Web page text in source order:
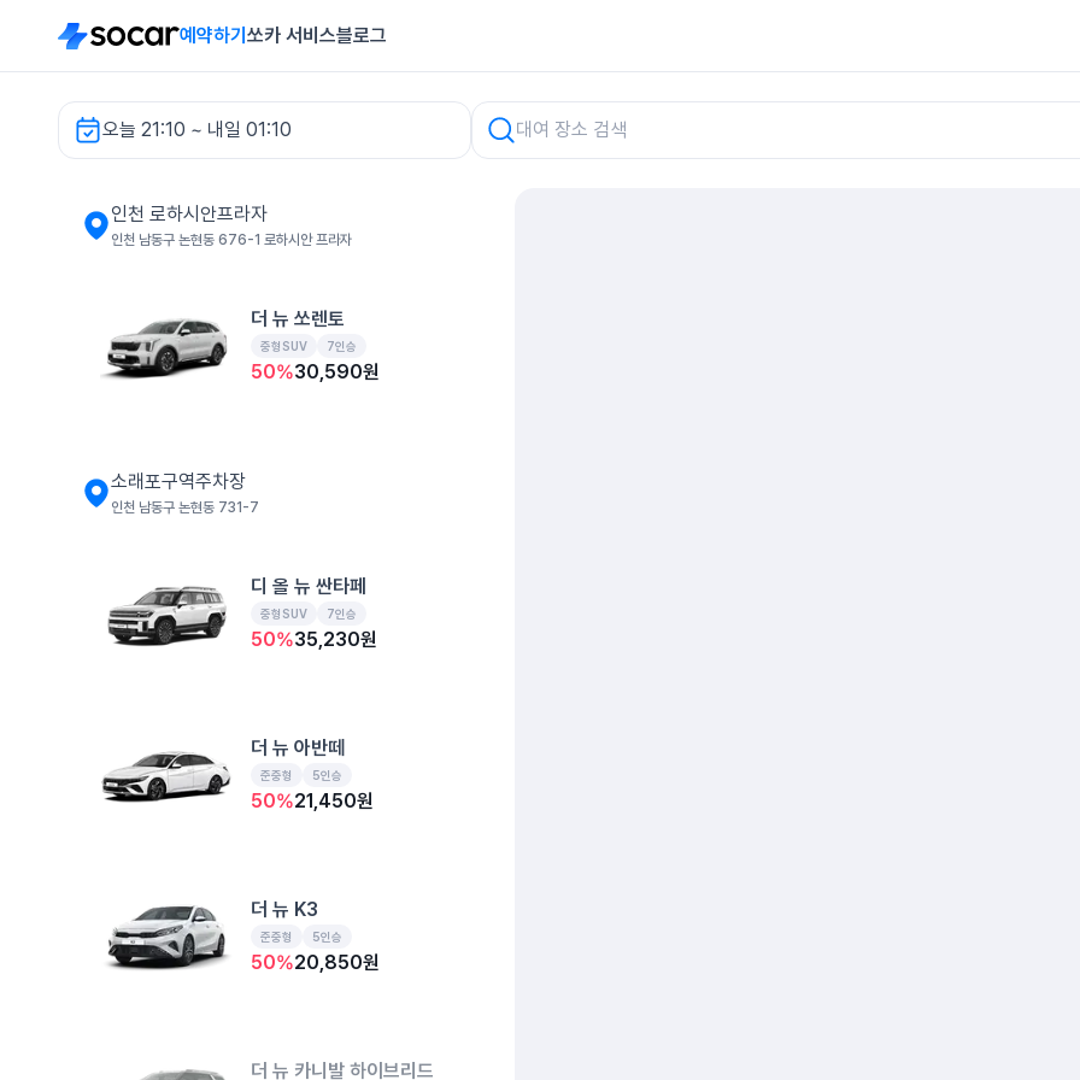
예약하기 쏘카 서비스블로그
오늘 21:10 ~ 내일 01:10
인천 로하시안프라자 렌터카
인천 로하시안프라자
인천 남동구 논현동 676-1 로하시안 프라자
더 뉴 쏘렌토
중형SUV 7인승
50%30,590원
소래포구역주차장
인천 남동구 논현동 731-7
디 올 뉴 싼타페
중형SUV 7인승
50%35,230원
더 뉴 아반떼
준중형 5인승
50%21,450원
더 뉴 K3
준중형 5인승
50%20,850원
더 뉴 카니발 하이브리드